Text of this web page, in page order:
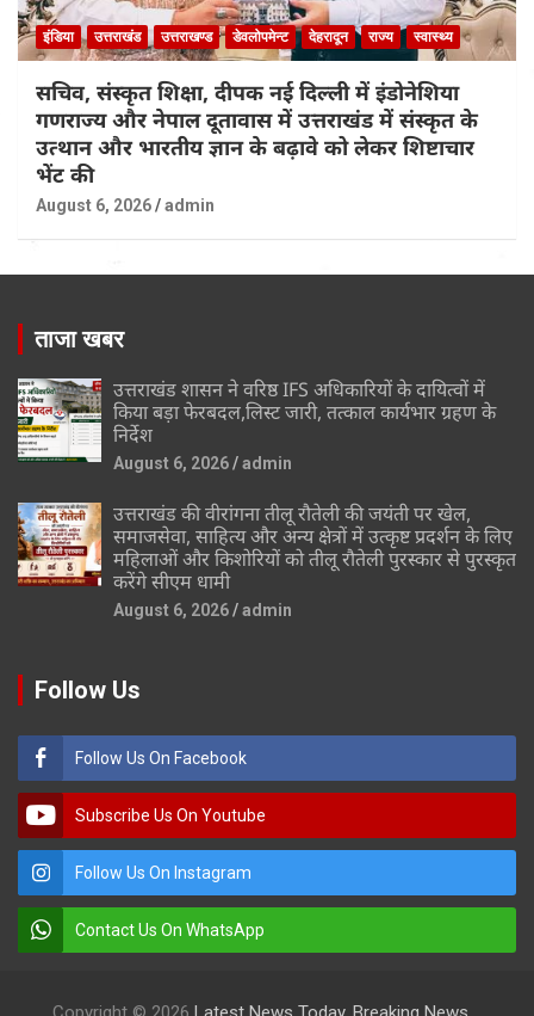
इंडिया उत्तराखंड उत्तराखण्ड डेवलोपमेन्ट देहरादून राज्य स्वास्थ्य
सचिव, संस्कृत शिक्षा, दीपक नई दिल्ली में इंडोनेशिया
गणराज्य और नेपाल दूतावास में उत्तराखंड में संस्कृत के
उत्थान और भारतीय ज्ञान के बढ़ावे को लेकर शिष्टाचार
भेंट की
August 6, 2026 admin
ताजा खबर
उत्तराखंड शासन ने वरिष्ठ IFS अधिकारियों के दायित्वों में
किया बड़ा फेरबदल,लिस्ट जारी, तत्काल कार्यभार ग्रहण के
निर्देश
August 6, 2026 admin
उत्तराखंड की वीरांगना तीलू रौतेली की जयंती पर खेल,
समाजसेवा, साहित्य और अन्य क्षेत्रों में उत्कृष्ट प्रदर्शन के लिए
महिलाओं और किशोरियों को तीलू रौतेली पुरस्कार से पुरस्कृत
करेंगे सीएम धामी
August 6, 2026 admin
Follow Us
Follow Us On Facebook
Subscribe Us On Youtube
Follow Us On Instagram
Contact Us On WhatsApp